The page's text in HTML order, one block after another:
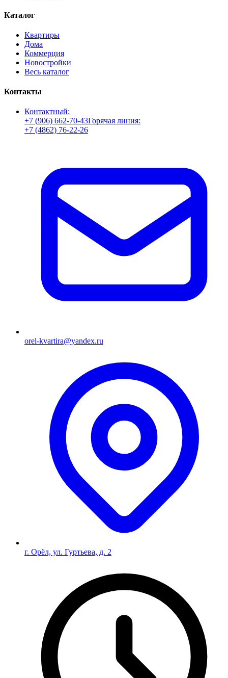
Каталог
Квартиры
Дома
Коммерция
Новостройки
Весь каталог
Контакты
Контактный:
+7 (906) 662-70-43Горячая линия:
+7 (4862) 76-22-26
orel-kvartira@yandex.ru
г. Орёл, ул. Гуртьева, д. 2